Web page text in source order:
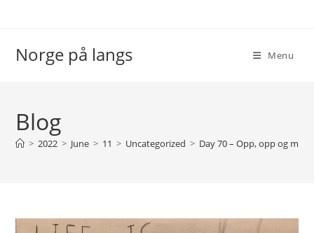
Norge på langs Menu
Blog
> 2022 > June > 11 > Uncategorized > Day 70 – Opp, opp og